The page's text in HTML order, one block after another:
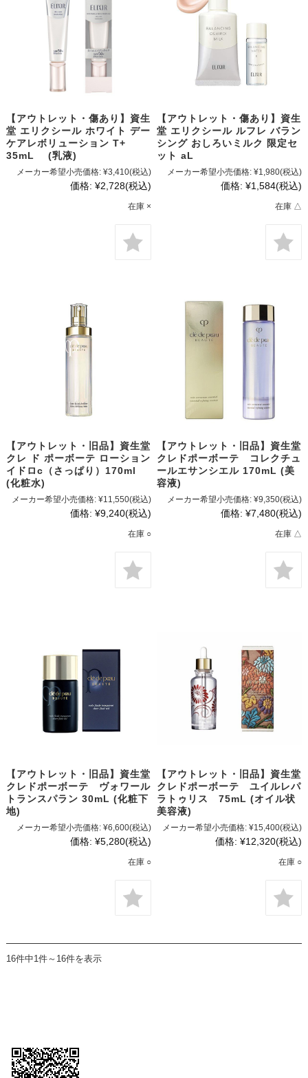
【アウトレット・傷あり】資生
堂 エリクシール ホワイト デー
ケアレボリューション T+
35mL (乳液)
メーカー希望小売価格: ¥3,410(税込)
価格: ¥2,728(税込)
在庫 ×
【アウトレット・傷あり】資生
堂 エリクシール ルフレ バラン
シング おしろいミルク 限定セ
ット aL
メーカー希望小売価格: ¥1,980(税込)
価格: ¥1,584(税込)
在庫 △
【アウトレット・旧品】資生堂
クレ ド ポーボーテ ローション
イドロc（さっぱり）170ml
(化粧水)
メーカー希望小売価格: ¥11,550(税込)
価格: ¥9,240(税込)
在庫 ○
【アウトレット・旧品】資生堂
クレドポーボーテ コレクチュ
ールエサンシエル 170mL (美
容液)
メーカー希望小売価格: ¥9,350(税込)
価格: ¥7,480(税込)
在庫 △
【アウトレット・旧品】資生堂
クレドポーボーテ ヴォワール
トランスパラン 30mL (化粧下
地)
メーカー希望小売価格: ¥6,600(税込)
価格: ¥5,280(税込)
在庫 ○
【アウトレット・旧品】資生堂
クレドポーボーテ ユイルレパ
ラトゥリス 75mL (オイル状
美容液)
メーカー希望小売価格: ¥15,400(税込)
価格: ¥12,320(税込)
在庫 ○
16件中1件～16件を表示